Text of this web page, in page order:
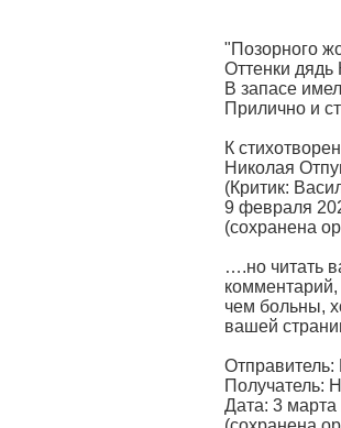
"Позорного
Оттенки дядь
В запасе
Прилично и
К
Николая
(Критик:
9 февраля
(сохранена
….но читать
чем больны,
вашей
Получатель:
Дата: 3 марта